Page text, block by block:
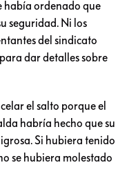
había ordenado que
seguridad. Ni los
del sindicato
dar detalles sobre
el salto porque el
habría hecho que su
Si hubiera tenido
se hubiera molestado